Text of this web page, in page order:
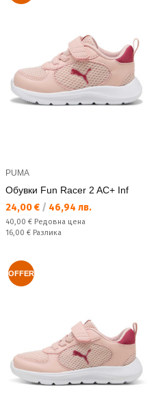
PUMA
Обувки Fun Racer 2 AC+ Inf
Текуща цена:
24,00 € / 46,94 лв.
Редовна цена:
40,00 € Редовна цена
Спестявате:
16,00 € Разлика
OFFER